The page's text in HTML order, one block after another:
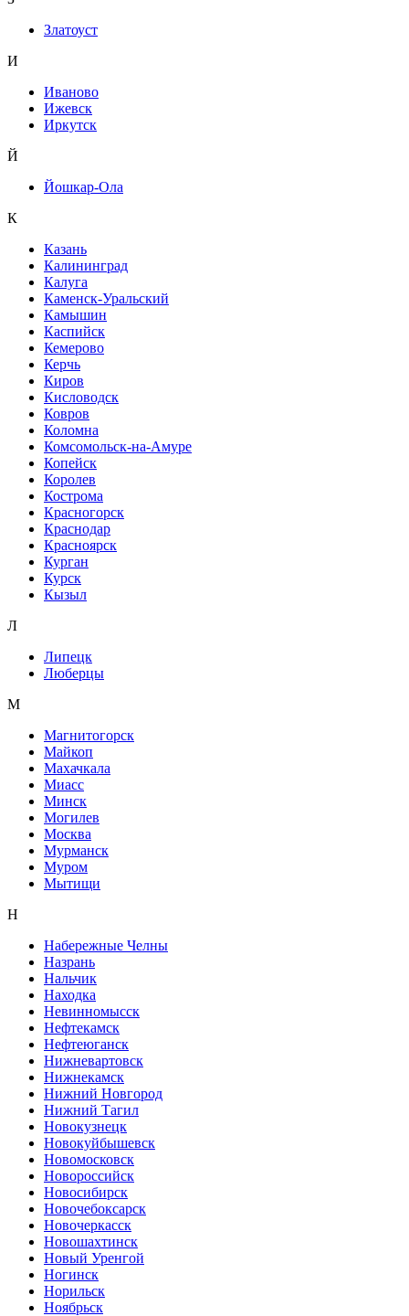
Златоуст
И
Иваново
Ижевск
Иркутск
Й
Йошкар-Ола
К
Казань
Калининград
Калуга
Каменск-Уральский
Камышин
Каспийск
Кемерово
Керчь
Киров
Кисловодск
Ковров
Коломна
Комсомольск-на-Амуре
Копейск
Королев
Кострома
Красногорск
Краснодар
Красноярск
Курган
Курск
Кызыл
Л
Липецк
Люберцы
М
Магнитогорск
Майкоп
Махачкала
Миасс
Минск
Могилев
Москва
Мурманск
Муром
Мытищи
Н
Набережные Челны
Назрань
Нальчик
Находка
Невинномысск
Нефтекамск
Нефтеюганск
Нижневартовск
Нижнекамск
Нижний Новгород
Нижний Тагил
Новокузнецк
Новокуйбышевск
Новомосковск
Новороссийск
Новосибирск
Новочебоксарск
Новочеркасск
Новошахтинск
Новый Уренгой
Ногинск
Норильск
Ноябрьск